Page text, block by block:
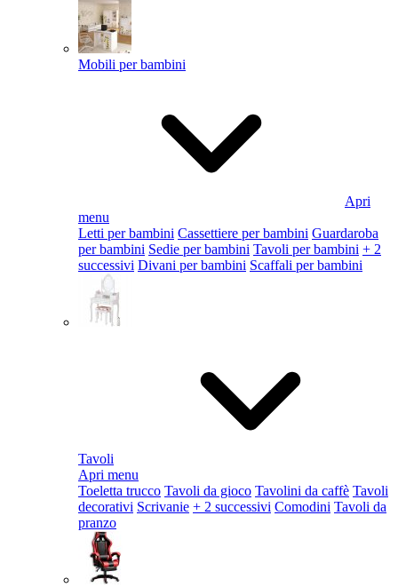
Mobili per bambini
Apri
menu
Letti per bambini Cassettiere per bambini Guardaroba
per bambini Sedie per bambini Tavoli per bambini + 2
successivi Divani per bambini Scaffali per bambini
Tavoli
Apri menu
Toeletta trucco Tavoli da gioco Tavolini da caffè Tavoli
decorativi Scrivanie + 2 successivi Comodini Tavoli da
pranzo